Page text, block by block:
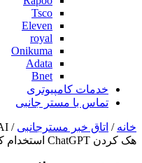
Tsco
Eleven
royal
Onikuma
Adata
Bnet
خدمات کامپیوتری
تماس با مستر جانبی
خانه / اتاق خبر مسترجانبی
هک کردن ChatGPT استخدام کرده است